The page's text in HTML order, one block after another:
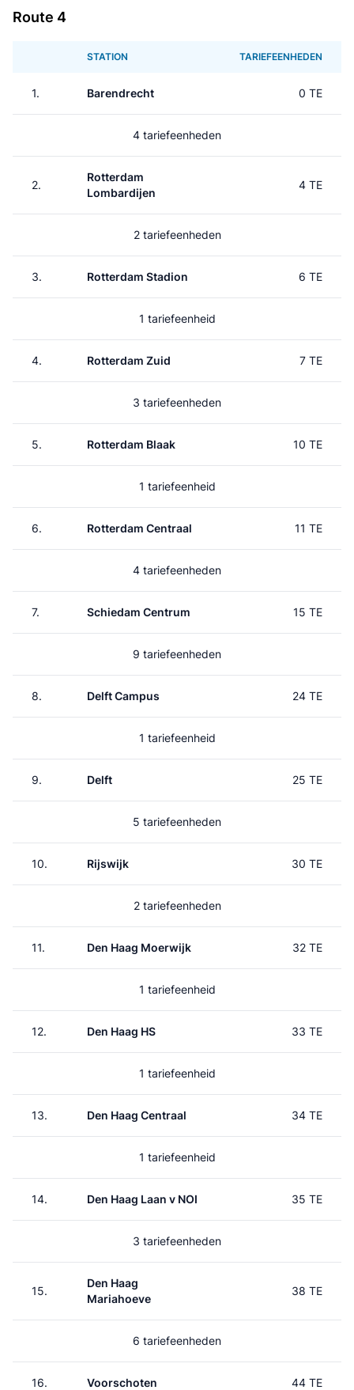
Route 4
STATION TARIEFEENHEDEN
1. Barendrecht 0 TE
4 tariefeenheden
2.
Rotterdam
Lombardijen
4 TE
2 tariefeenheden
3. Rotterdam Stadion 6 TE
1 tariefeenheid
4. Rotterdam Zuid 7 TE
3 tariefeenheden
5. Rotterdam Blaak 10 TE
1 tariefeenheid
6. Rotterdam Centraal 11 TE
4 tariefeenheden
7. Schiedam Centrum 15 TE
9 tariefeenheden
8. Delft Campus 24 TE
1 tariefeenheid
9. Delft 25 TE
5 tariefeenheden
10. Rijswijk 30 TE
2 tariefeenheden
11. Den Haag Moerwijk 32 TE
1 tariefeenheid
12. Den Haag HS 33 TE
1 tariefeenheid
13. Den Haag Centraal 34 TE
1 tariefeenheid
14. Den Haag Laan v NOI 35 TE
3 tariefeenheden
15.
Den Haag
Mariahoeve
38 TE
6 tariefeenheden
16. Voorschoten 44 TE